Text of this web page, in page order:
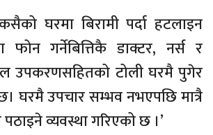
घरमा बिरामी पर्दा हटलाइन
फोन गर्नेबित्तिकै डाक्टर, नर्स र
उपकरणसहितको टोली घरमै पुगेर
घरमै उपचार सम्भव नभएपछि मात्रै
व्यवस्था गरिएको छ ।’